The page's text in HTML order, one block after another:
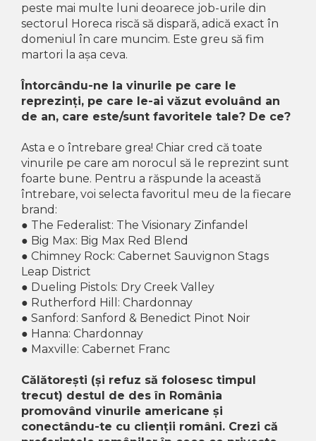
peste mai multe luni deoarece job-urile din
sectorul Horeca riscă să dispară, adică exact în
domeniul în care muncim. Este greu să fim
martori la așa ceva.
Întorcându-ne la vinurile pe care le
reprezinți, pe care le-ai văzut evoluând an
de an, care este/sunt favoritele tale? De ce?
Asta e o întrebare grea! Chiar cred că toate
vinurile pe care am norocul să le reprezint sunt
foarte bune. Pentru a răspunde la această
întrebare, voi selecta favoritul meu de la fiecare
brand:
● The Federalist: The Visionary Zinfandel
● Big Max: Big Max Red Blend
● Chimney Rock: Cabernet Sauvignon Stags
Leap District
● Dueling Pistols: Dry Creek Valley
● Rutherford Hill: Chardonnay
● Sanford: Sanford & Benedict Pinot Noir
● Hanna: Chardonnay
● Maxville: Cabernet Franc
Călătorești (și refuz să folosesc timpul
trecut) destul de des în România
promovând vinurile americane și
conectându-te cu clienții români. Crezi că